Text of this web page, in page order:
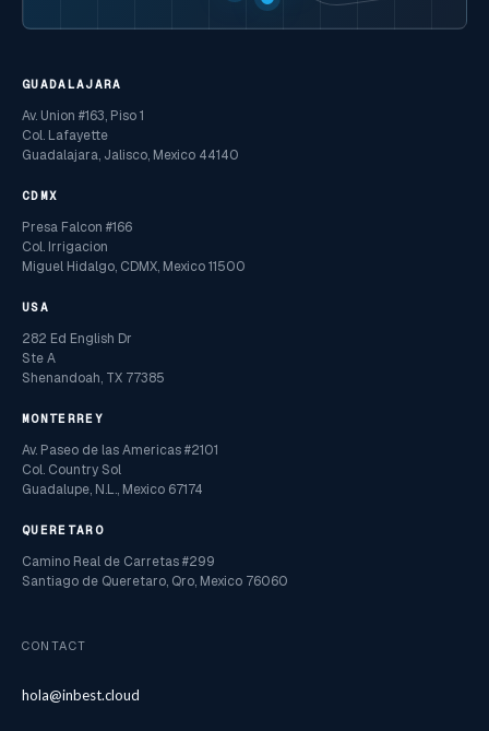
GUADALAJARA
Av. Union #163, Piso 1
Col. Lafayette
Guadalajara, Jalisco, Mexico 44140
CDMX
Presa Falcon #166
Col. Irrigacion
Miguel Hidalgo, CDMX, Mexico 11500
USA
282 Ed English Dr
Ste A
Shenandoah, TX 77385
MONTERREY
Av. Paseo de las Americas #2101
Col. Country Sol
Guadalupe, N.L., Mexico 67174
QUERETARO
Camino Real de Carretas #299
Santiago de Queretaro, Qro, Mexico 76060
CONTACT
hola@inbest.cloud